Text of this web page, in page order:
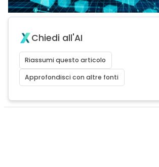
Chiedi all'AI
Riassumi questo articolo
Approfondisci con altre fonti